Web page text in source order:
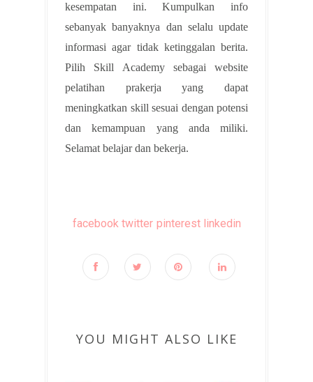
kesempatan ini. Kumpulkan info
sebanyak banyaknya dan selalu update
informasi agar tidak ketinggalan berita.
Pilih Skill Academy sebagai website
pelatihan prakerja yang dapat
meningkatkan skill sesuai dengan potensi
dan kemampuan yang anda miliki.
Selamat belajar dan bekerja.
facebook twitter pinterest linkedin
YOU MIGHT ALSO LIKE